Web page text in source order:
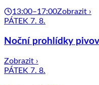
13:00–17:00Zobrazit ›
PÁTEK 7. 8.
Noční prohlídky
Zobrazit ›
PÁTEK 7. 8.